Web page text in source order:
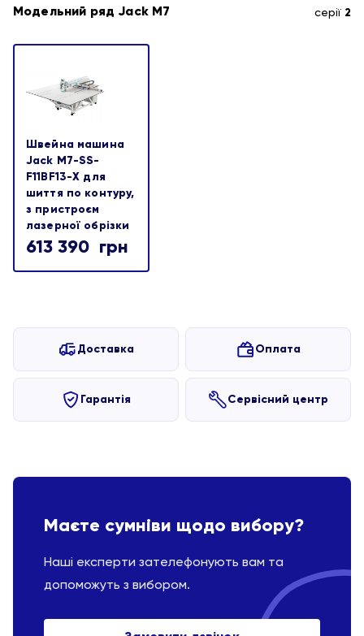
Модельний ряд Jack M7
серії 2
Швейна машина
Jack M7-SS-
F11BF13-X для
шиття по контуру,
з пристроєм
лазерної обрізки
613 390 грн
Доставка Оплата
Гарантія Сервісний центр
Маєте сумніви щодо вибору?
Наші експерти зателефонують вам та
допоможуть з вибором.